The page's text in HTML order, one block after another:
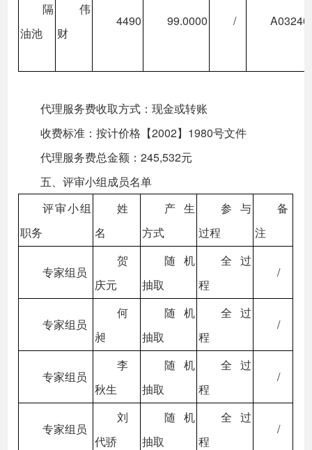
隔
油池
伟
财
4490 99.0000 /
代理服务费收取方式：现金或转账
收费标准：按计价格【2002】1980号文件
代理服务费总金额：245,532元
五、评审小组成员名单
评审小组
职务
姓
名
产生
方式
参与
过程
备
注
专家组员
贺
庆元
随机
抽取
全过
程
/
专家组员
何
昶
随机
抽取
全过
程
/
专家组员
李
秋生
随机
抽取
全过
程
/
专家组员
刘
代骄
随机
抽取
全过
程
/